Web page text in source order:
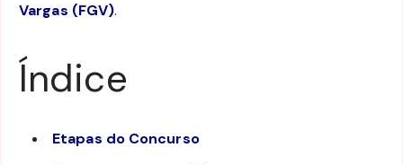
Vargas (FGV).
Índice
Etapas do Concurso